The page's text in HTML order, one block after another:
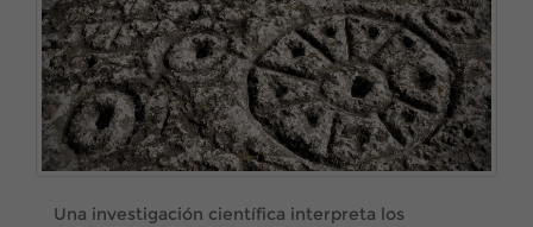
Una investigación científica interpreta los